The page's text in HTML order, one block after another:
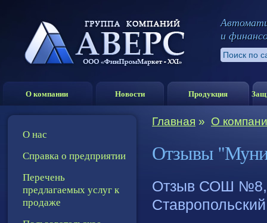
и
О компании Новости Продукция
Главная » О
Отзывы
Отзыв СОШ №8,
О нас
Справка о предприятии
Перечень
предлагаемых услуг к
продаже